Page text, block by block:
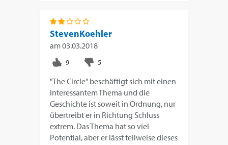
StevenKoehler
am03.03.2018
"The Circle" beschäftigt sich mit einen
interessantem Thema und die
Geschichte ist soweit in Ordnung, nur
übertreibt er in Richtung Schluss
extrem. Das Thema hat so viel
Potential, aber er lässt teilweise dieses